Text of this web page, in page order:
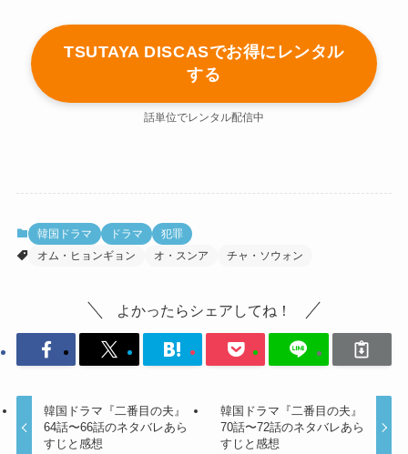
TSUTAYA DISCASでお得にレンタル
する
話単位でレンタル配信中
韓国ドラマ ドラマ
犯罪
オム・ヒョンギョン
オ・スンア チャ・ソウォン
よかったらシェアしてね！
韓国ドラマ『二番目の夫』
64話〜66話のネタバレあら
すじと感想
韓国ドラマ『二番目の夫』
70話〜72話のネタバレあら
すじと感想